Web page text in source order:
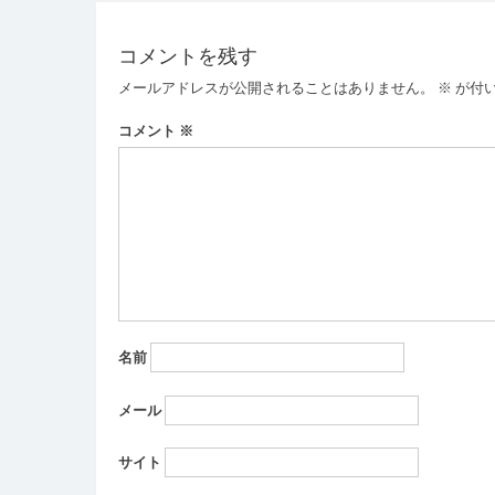
ビ
ゲ
ー
シ
コメントを残す
メールアドレスが公開されることはありません。 ※ が付
コメント ※
名前
メール
サイト